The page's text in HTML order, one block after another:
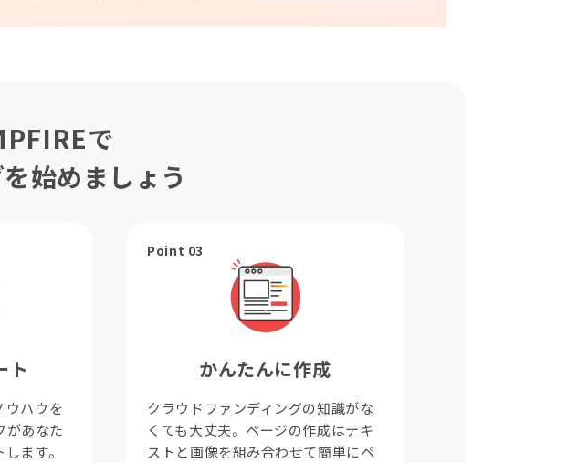
で
始めましょう
ト
ウハウを
があなた
ます。
Point 03
かんたんに作成
クラウドファンディングの知識がな
くても大丈夫。ページの作成はテキ
ストと画像を組み合わせて簡単にペ